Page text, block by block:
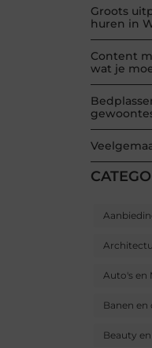
Groots
huren in
Content
wat je
Auto's en
Banen en
Beauty